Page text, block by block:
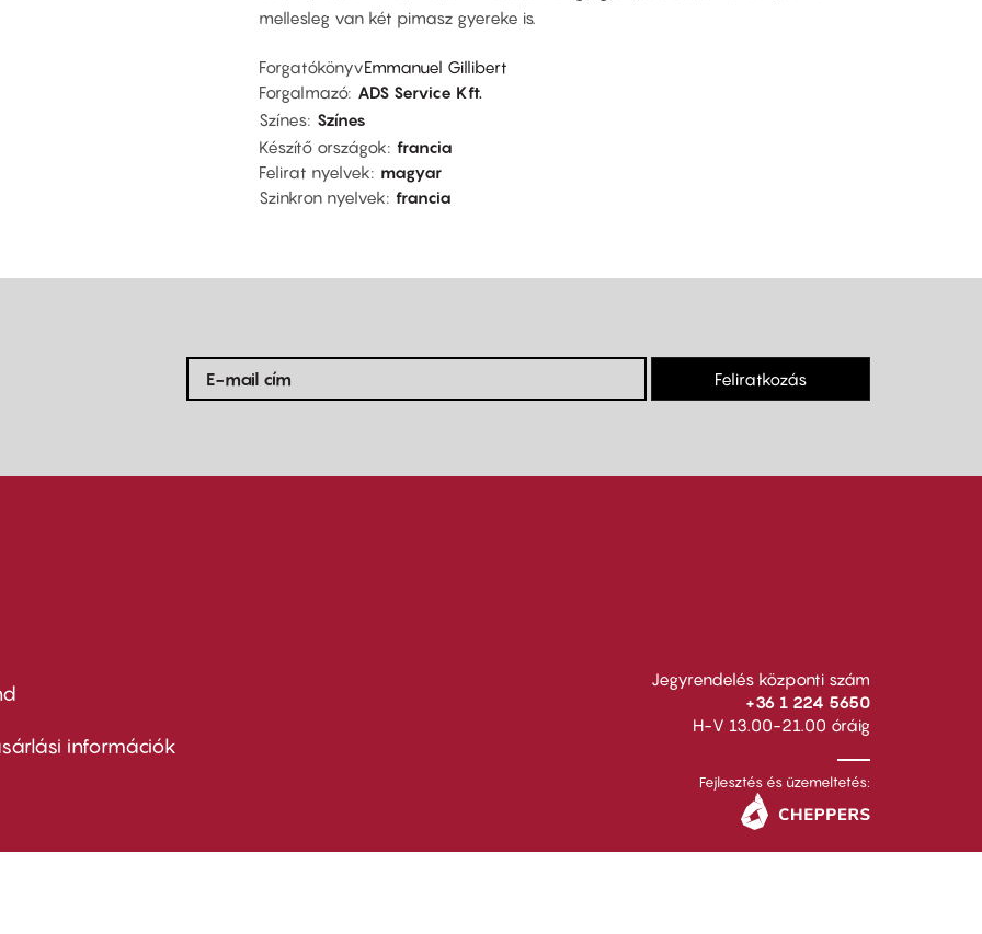
mellesleg van két pimasz gyereke is.
ForgatókönyvEmmanuel Gillibert
Forgalmazó ADS Service Kft.
Színes Színes
Készítő országok francia
Felirat nyelvek
magyar
Szinkron nyelvek francia
Feliratkozás
információk
Jegyrendelés központi szám
+36 1 224 5650
H-V 13.00-21.00 óráig
Fejlesztés és üzemeltetés: